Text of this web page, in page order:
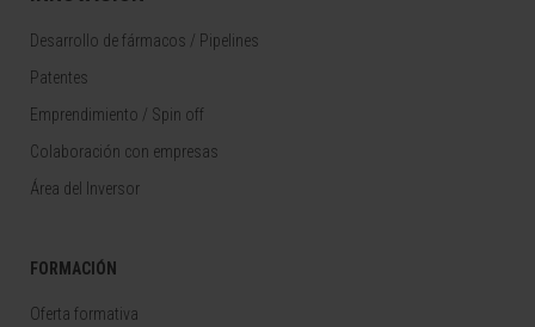
Desarrollo de fármacos / Pipelines
Patentes
Emprendimiento / Spin off
Colaboración con empresas
Área del Inversor
FORMACIÓN
Oferta formativa